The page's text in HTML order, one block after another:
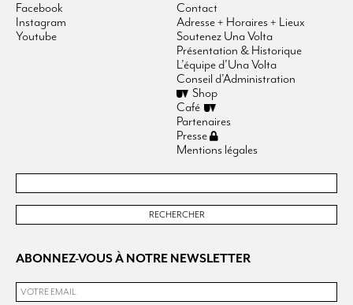
Facebook
Instagram
Youtube
Contact
Adresse + Horaires + Lieux
Soutenez Una Volta
Présentation & Historique
L’équipe d’Una Volta
Conseil d’Administration
Shop
Café
Partenaires
Presse
Mentions légales
ABONNEZ-VOUS À NOTRE NEWSLETTER